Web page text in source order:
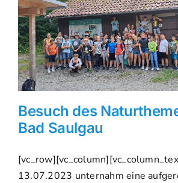
Besuch des
Bad Saulgau
13.07.2023 unternahm eine